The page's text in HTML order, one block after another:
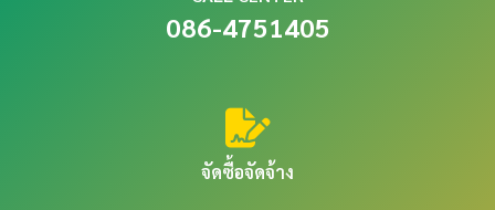
086-4751405
จัดซื้อจัดจ้าง